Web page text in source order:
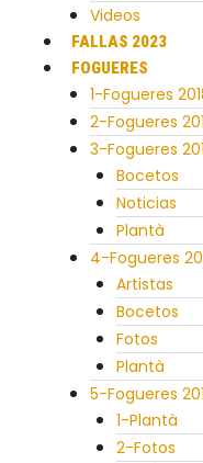
Videos
FALLAS 2023
FOGUERES
1-Fogueres
2-Fogueres
3-Fogueres
Bocetos
Noticias
Plantà
4-Fogueres
Artistas
Bocetos
Fotos
Plantà
5-Fogueres
1-Plantà
2-Fotos